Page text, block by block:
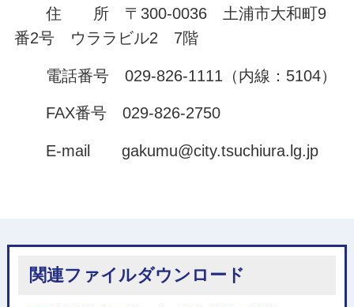
住 所 〒300-0036 土浦市大和町9
番2号 ウララビル2 7階
電話番号 029-826-1111（内線：5104）
FAX番号 029-826-2750
E-mail gakumu@city.tsuchiura.lg.jp
関連ファイルダウンロード